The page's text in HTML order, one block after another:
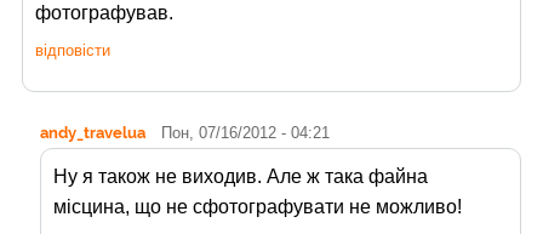
фотографував.
відповісти
andy_travelua Пон, 07/16/2012 - 04:21
Ну я також не виходив. Але ж така файна
місцина, що не сфотографувати не можливо!